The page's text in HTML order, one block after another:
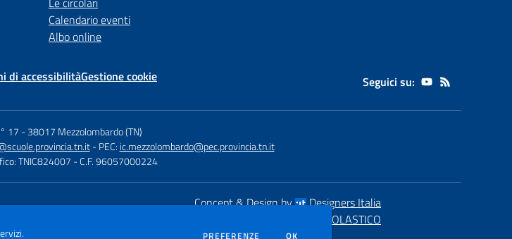
Calendario eventi
Albo online
di accessibilitàGestione cookie Seguici su:
17 -38017 Mezzolombardo (TN)
- PEC: ic.mezzolombardo@pec.provincia.tn.it
TNIC824007 - C.F. 96057000224
Concept & Design by
Designers Italia
SCUOLASTICO
PREFERENZE DEI COOKIE
OK